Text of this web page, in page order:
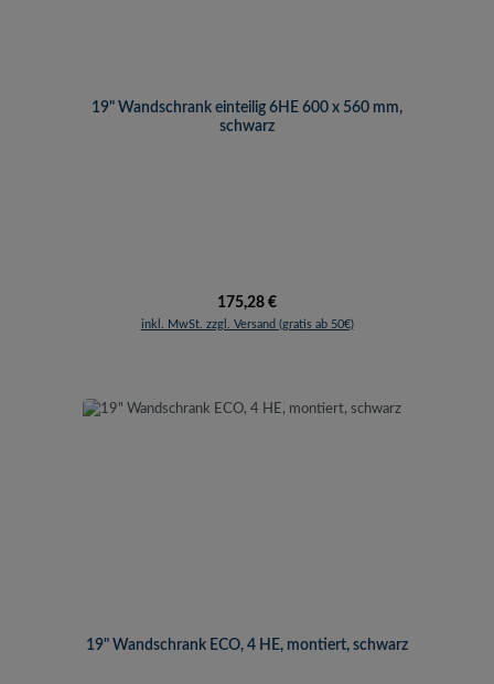
19" Wandschrank einteilig 6HE 600 x 560 mm,
schwarz
Regulärer Preis:
175,28 €
inkl. MwSt. zzgl. Versand (gratis ab 50€)
19" Wandschrank ECO, 4 HE, montiert, schwarz